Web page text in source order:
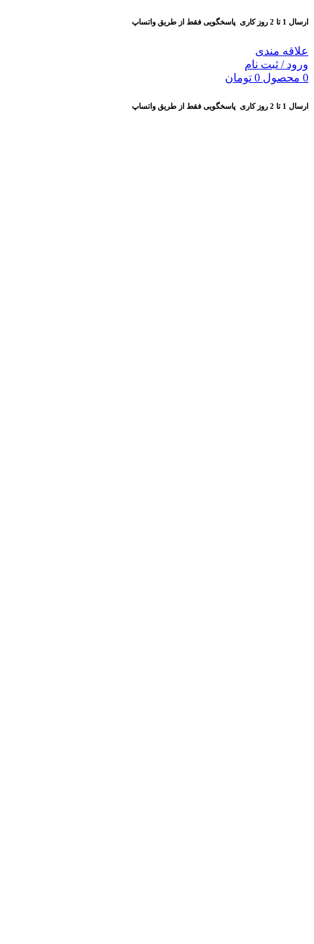
ارسال 1 تا 2 روز کاری پاسخگویی فقط از طریق واتساپ
علاقه مندی
ورود / ثبت نام
0 محصول 0 تومان
ارسال 1 تا 2 روز کاری پاسخگویی فقط از طریق واتساپ